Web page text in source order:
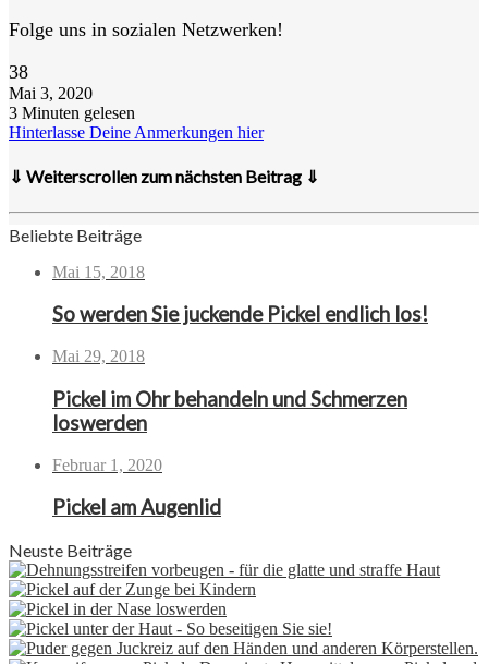
Folge uns in sozialen Netzwerken!
38
Mai 3, 2020
3 Minuten gelesen
Hinterlasse Deine Anmerkungen hier
⇓ Weiterscrollen zum nächsten Beitrag ⇓
Beliebte Beiträge
Mai 15, 2018
So werden Sie juckende Pickel endlich los!
Mai 29, 2018
Pickel im Ohr behandeln und Schmerzen
loswerden
Februar 1, 2020
Pickel am Augenlid
Neuste Beiträge